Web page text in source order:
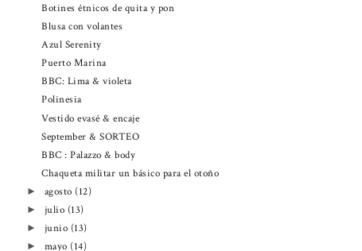
Botines étnicos de quita y pon
Blusa con volantes
Azul Serenity
Puerto Marina
BBC: Lima & violeta
Polinesia
Vestido evasé & encaje
September & SORTEO
BBC : Palazzo & body
Chaqueta militar un básico para el otoño
► agosto (12)
► julio (13)
► junio (13)
► mayo (14)